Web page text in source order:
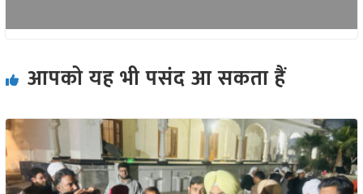
आपको यह भी पसंद आ सकता हैं